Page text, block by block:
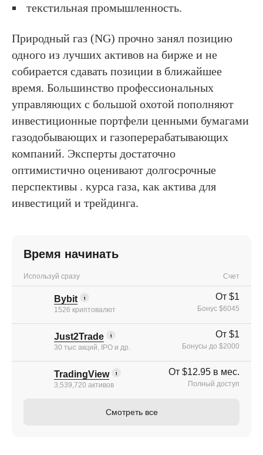
текстильная промышленность.
Природный газ (NG) прочно занял позицию
одного из лучших активов на бирже и не
собирается сдавать позиции в ближайшее
время. Большинство профессиональных
управляющих с большой охотой пополняют
инвестиционные портфели ценными бумагами
газодобывающих и газоперерабатывающих
компаний. Эксперты достаточно
оптимистично оценивают долгосрочные
перспективы . курса газа, как актива для
инвестиций и трейдинга.
Время начинать
Используй сразу Счет
Bybit
1526 криптовалют
От $1
Бонус $6045
Just2Trade
30 тыс акций, IPO и др.
От $1
Бонусы до $2000
TradingView
3,539,720 активов
От $12.95 в мес.
Полный доступ
Смотреть все